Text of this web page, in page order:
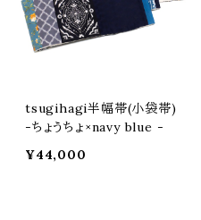
tsugihagi半幅帯(小袋帯)
-ちょうちょ×navy blue -
¥44,000